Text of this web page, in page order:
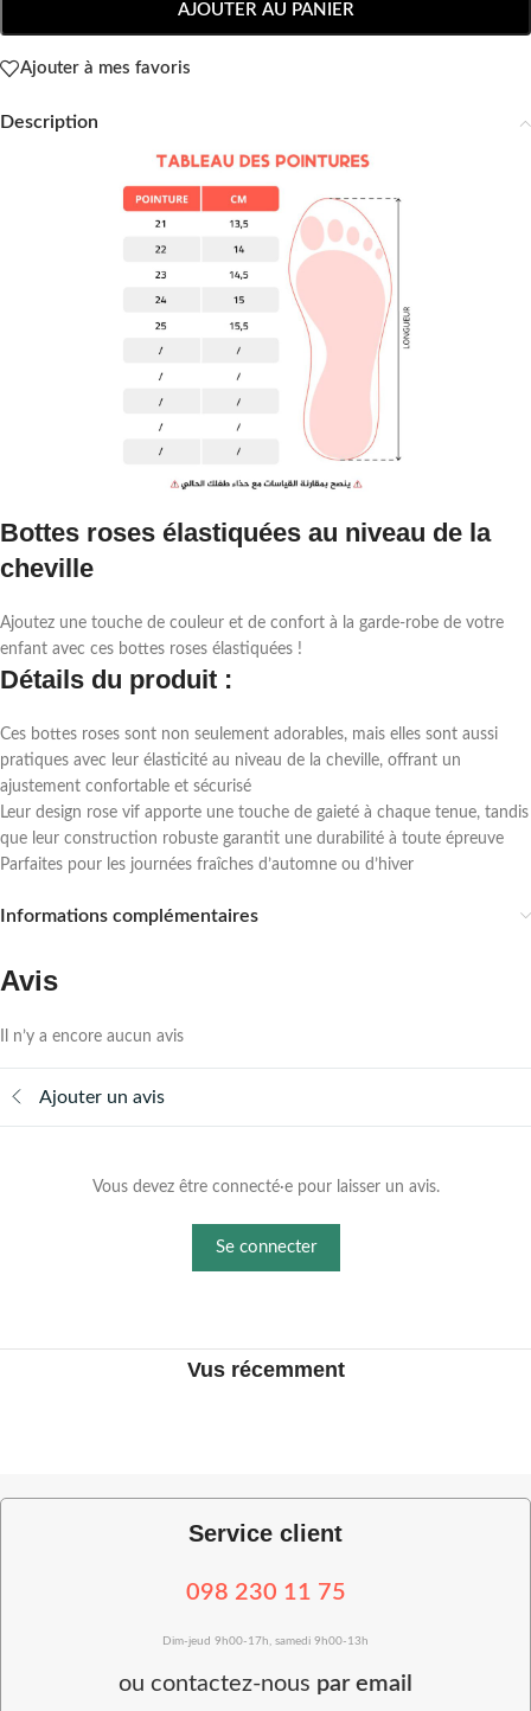
AJOUTER AU PANIER
Ajouter à mes favoris
Description
Bottes roses élastiquées au niveau de la
cheville
Ajoutez une touche de couleur et de confort à la garde-robe de votre
enfant avec ces bottes roses élastiquées !
Détails du produit :
Ces bottes roses sont non seulement adorables, mais elles sont aussi
pratiques avec leur élasticité au niveau de la cheville, offrant un
ajustement confortable et sécurisé
Leur design rose vif apporte une touche de gaieté à chaque tenue, tandis
que leur construction robuste garantit une durabilité à toute épreuve
Parfaites pour les journées fraîches d’automne ou d’hiver
Informations complémentaires
Avis
Il n’y a encore aucun avis
Ajouter un avis
Vous devez être connecté·e pour laisser un avis.
Se connecter
Vus récemment
Service client
098 230 11 75
Dim-jeud 9h00-17h, samedi 9h00-13h
ou contactez-nous par email